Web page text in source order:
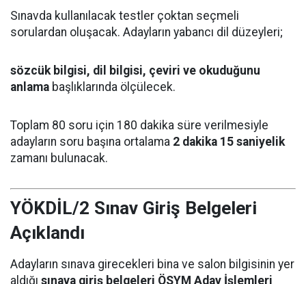
Sınavda kullanılacak testler çoktan seçmeli
sorulardan oluşacak. Adayların yabancı dil düzeyleri;
sözcük bilgisi, dil bilgisi, çeviri ve okuduğunu
anlama başlıklarında ölçülecek.
Toplam 80 soru için 180 dakika süre verilmesiyle
adayların soru başına ortalama 2 dakika 15 saniyelik
zamanı bulunacak.
YÖKDİL/2 Sınav Giriş Belgeleri
Açıklandı
Adayların sınava girecekleri bina ve salon bilgisinin yer
aldığı sınava giriş belgeleri ÖSYM Aday İşlemleri